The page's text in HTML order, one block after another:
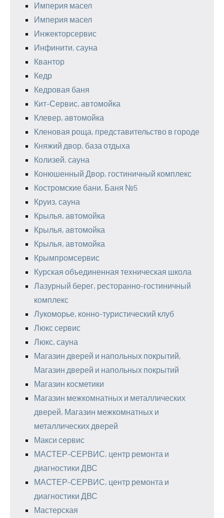
Империя масел
Империя масел
Инжекторсервис
Инфинити, сауна
Квантор
Кедр
Кедровая баня
Кит-Сервис, автомойка
Клевер, автомойка
Кленовая роща, представительство в городе
Княжий двор, база отдыха
Колизей, сауна
Конюшенный Двор, гостиничный комплекс
Костромские бани, Баня №5
Круиз, сауна
Крылья, автомойка
Крылья, автомойка
Крылья, автомойка
Крымпромсервис
Курская объединенная техническая школа
Лазурный берег, ресторанно-гостиничный
комплекс
Лукоморье, конно-туристический клуб
Люкс сервис
Люкс, сауна
Магазин дверей и напольных покрытий,
Магазин дверей и напольных покрытий
Магазин косметики
Магазин межкомнатных и металлических
дверей, Магазин межкомнатных и
металлических дверей
Макси сервис
МАСТЕР-СЕРВИС, центр ремонта и
диагностики ДВС
МАСТЕР-СЕРВИС, центр ремонта и
диагностики ДВС
Мастерская